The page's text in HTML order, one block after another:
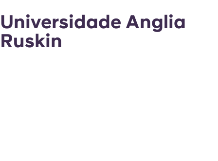
Universidade Anglia
Ruskin